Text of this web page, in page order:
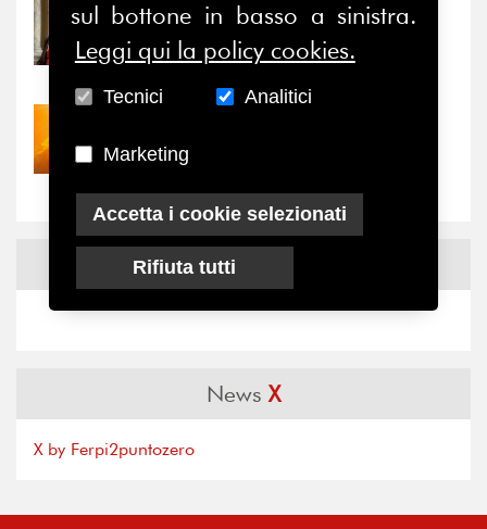
31/07/2026
Prima della pausa estiva,
il valore di...
Nove anni dopo la
“grande cecità”: la...
NewsFacebook
NewsX
X by Ferpi2puntozero
sul bottone in basso a sinistra.
Leggi qui la policy cookies.
Tecnici Analitici
Marketing
Accetta i cookie selezionati
Rifiuta tutti